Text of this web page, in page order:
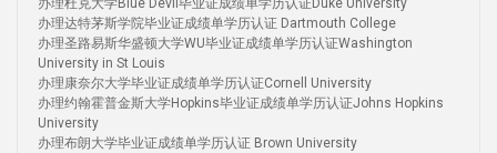
办理杜克大学Blue Devil毕业证成绩单学历认证Duke University
办理达特茅斯学院毕业证成绩单学历认证 Dartmouth College
办理圣路易斯华盛顿大学WU毕业证成绩单学历认证Washington
University in St Louis
办理康奈尔大学毕业证成绩单学历认证Cornell University
办理约翰霍普金斯大学Hopkins毕业证成绩单学历认证Johns Hopkins
University
办理布朗大学毕业证成绩单学历认证 Brown University